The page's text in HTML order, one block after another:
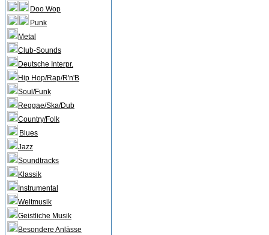
Doo Wop
Punk
Metal
Club-Sounds
Deutsche Interpr.
Hip Hop/Rap/R'n'B
Soul/Funk
Reggae/Ska/Dub
Country/Folk
Blues
Jazz
Soundtracks
Klassik
Instrumental
Weltmusik
Geistliche Musik
Besondere Anlässe